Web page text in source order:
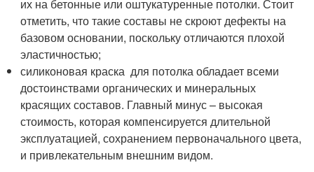
их на бетонные или оштукатуренные потолки. Стоит
отметить, что такие составы не скроют дефекты на
базовом основании, поскольку отличаются плохой
эластичностью;
силиконовая краска для потолка обладает всеми
достоинствами органических и минеральных
красящих составов. Главный минус – высокая
стоимость, которая компенсируется длительной
эксплуатацией, сохранением первоначального цвета,
и привлекательным внешним видом.